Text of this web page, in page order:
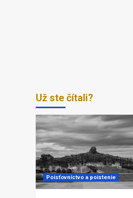
Už ste čítali?
Poisťovníctvo a poistenie